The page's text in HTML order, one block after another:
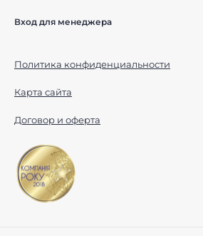
Вход для менеджера
Политика конфиденциальности
Карта сайта
Договор и оферта